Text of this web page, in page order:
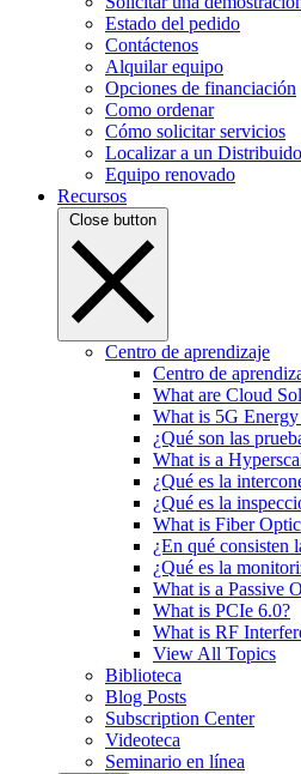
Estado del pedido
Contáctenos
Alquilar equipo
Opciones de financiación
Como ordenar
Cómo solicitar servicios
Localizar a un
Equipo renovado
Recursos
Close button
Centro de aprendizaje
Centro de
What are Cloud
What is 5G
¿Qué son las
What is a
¿Qué es la
¿Qué es la
What is Fiber
¿En qué consisten
¿Qué es la
What is a Passive
What is PCIe 6.0?
What is RF
View All Topics
Biblioteca
Blog Posts
Subscription Center
Videoteca
Seminario en línea